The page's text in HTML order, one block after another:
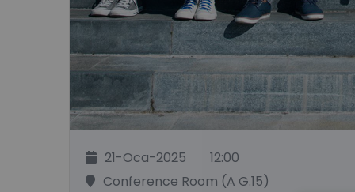
21-Oca-2025
12:00
Conference Room (A G.15)